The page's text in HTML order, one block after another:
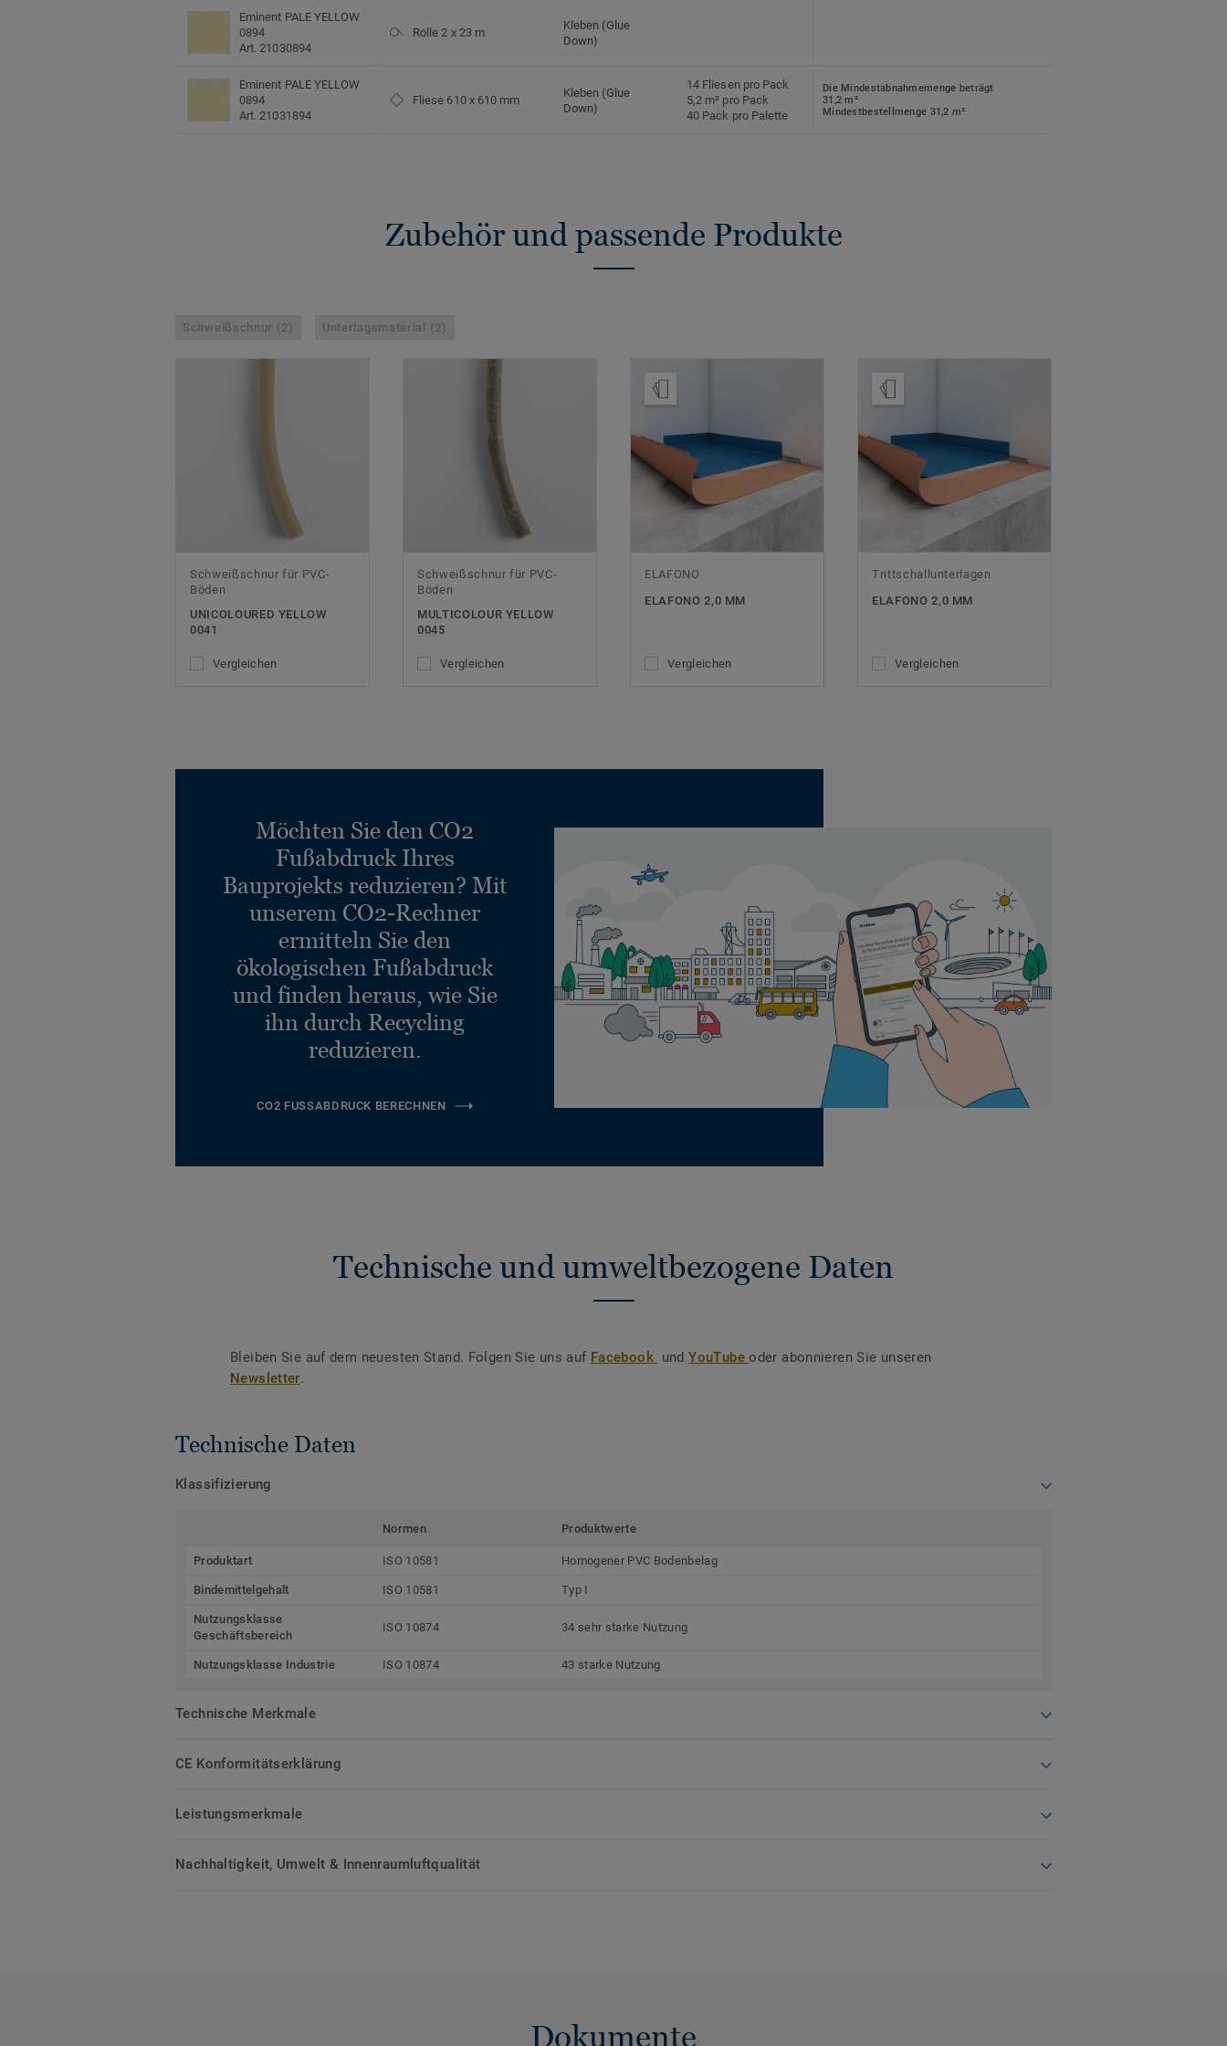
Eminent PALE YELLOW
0894
Art. 21030894
Rolle 2 x 23 m
Kleben (Glue
Down)
Eminent PALE YELLOW
0894
Art. 21031894
Fliese 610 x 610 mm
Kleben (Glue
Down)
14 Fliesen pro Pack
5,2 m² pro Pack
40 Pack pro Palette
Die Mindestabnahmemenge beträgt
31,2 m²
Mindestbestellmenge 31,2 m²
Zubehör und passende Produkte
Schweißschnur (2) Unterlagsmaterial (2)
Schweißschnur für PVC-
Böden
UNICOLOURED YELLOW
0041
Vergleichen
Schweißschnur für PVC-
Böden
MULTICOLOUR YELLOW
0045
Vergleichen
ELAFONO
ELAFONO 2,0 MM
Vergleichen
Trittschallunterlagen
ELAFONO 2,0 MM
Vergleichen
Möchten Sie den CO2
Fußabdruck Ihres
Bauprojekts reduzieren? Mit
unserem CO2-Rechner
ermitteln Sie den
ökologischen Fußabdruck
und finden heraus, wie Sie
ihn durch Recycling
reduzieren.
CO2 FUSSABDRUCK BERECHNEN
Technische und umweltbezogene Daten
Bleiben Sie auf dem neuesten Stand. Folgen Sie uns auf Facebook undYouTubeoder abonnieren Sie unseren
Newsletter.
Technische Daten
Klassifizierung
Normen Produktwerte
Produktart ISO 10581 Homogener PVC Bodenbelag
Bindemittelgehalt ISO 10581 Typ I
Nutzungsklasse
Geschäftsbereich
ISO 10874 34 sehr starke Nutzung
Nutzungsklasse Industrie ISO 10874 43 starke Nutzung
Technische Merkmale
CE Konformitätserklärung
Leistungsmerkmale
Nachhaltigkeit, Umwelt & Innenraumluftqualität
Dokumente